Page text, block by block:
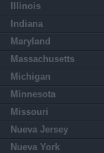
Illinois
Indiana
Maryland
Massachusetts
Michigan
Minnesota
Missouri
Nueva Jersey
Nueva York